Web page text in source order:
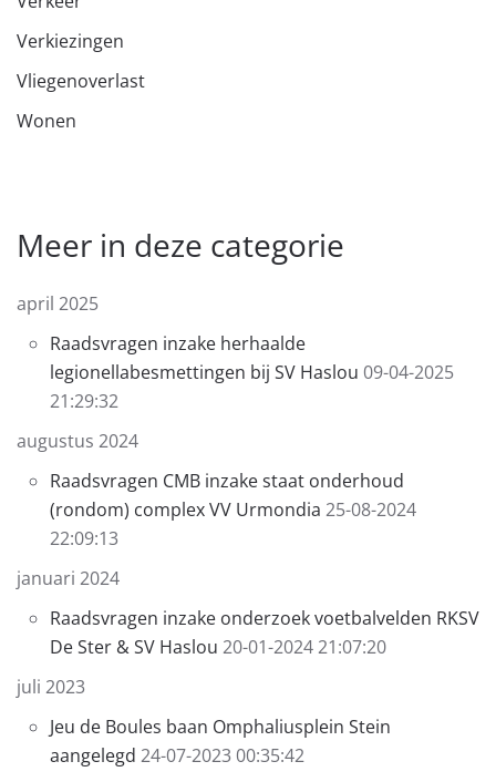
Verkiezingen
Vliegenoverlast
Wonen
Meer in deze categorie
april 2025
Raadsvragen inzake herhaalde
legionellabesmettingen bij SV Haslou 09-04-2025
21:29:32
augustus 2024
Raadsvragen CMB inzake staat onderhoud
(rondom) complex VV Urmondia 25-08-2024
22:09:13
januari 2024
Raadsvragen inzake onderzoek voetbalvelden RKSV
De Ster & SV Haslou 20-01-2024 21:07:20
juli 2023
Jeu de Boules baan Omphaliusplein Stein
aangelegd 24-07-2023 00:35:42